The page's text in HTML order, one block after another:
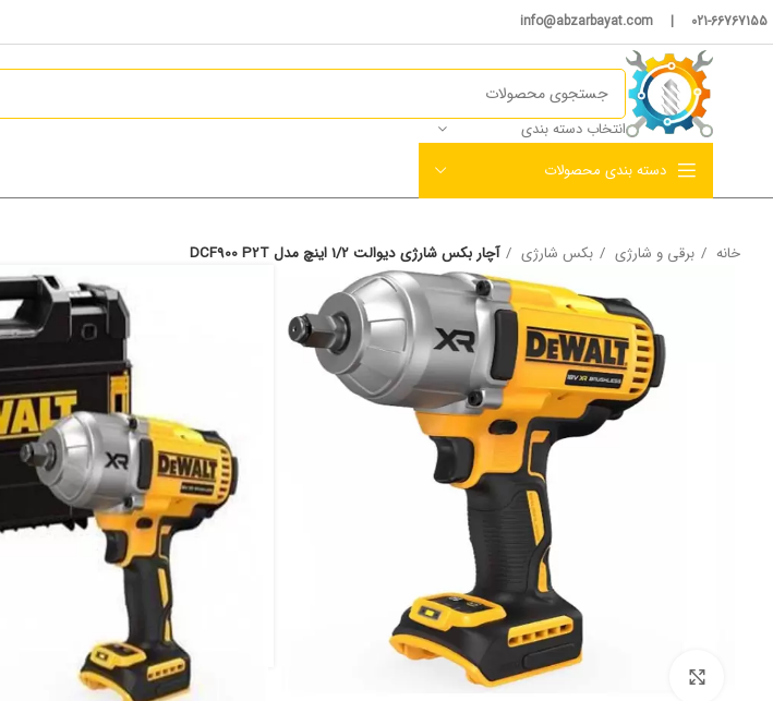
021-66767155 | info@abzarbayat.com
انتخاب دسته بندی
دسته بندی محصولات
خانه برقی و شارژی بکس شارژی آچار بکس شارژی دیوالت 1/2 اینچ مدل DCF900 P2T
برای بزرگنمایی کلیک کنید
80,799,000 تومان
افزودن به علاقه مندی
برقی و شارژی